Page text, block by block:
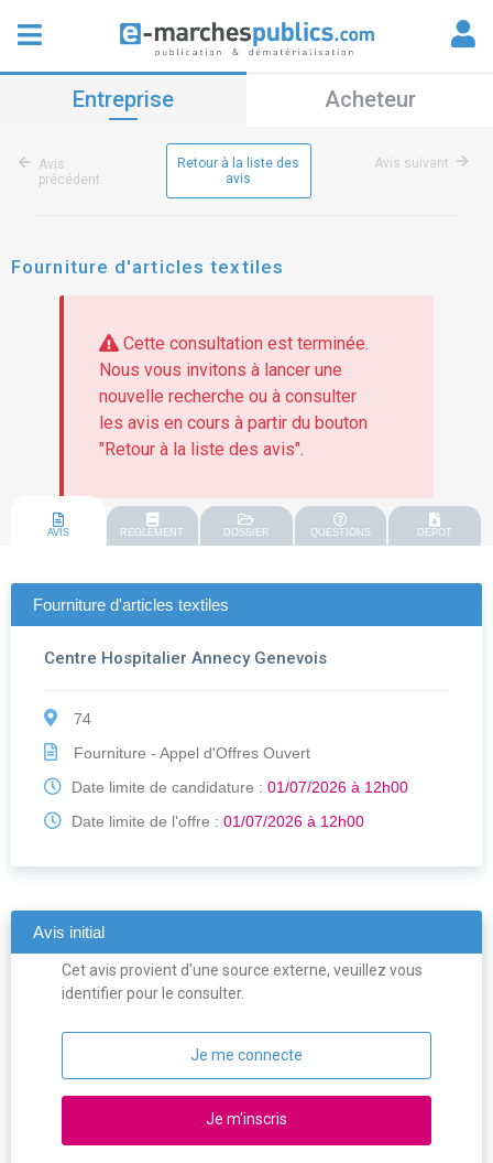
Entreprise Acheteur
Avis
précédent
Retour à la liste des
avis
Avis suivant
Fourniture d'articles textiles
Cette consultation est terminée.
Nous vous invitons à lancer une
nouvelle recherche ou à consulter
les avis en cours à partir du bouton
"Retour à la liste des avis".
AVIS REGLEMENT DOSSIER QUESTIONS DEPOT
Fourniture d'articles textiles
Centre Hospitalier Annecy Genevois
74
Fourniture - Appel d'Offres Ouvert
Date limite de candidature : 01/07/2026 à 12h00
Date limite de l'offre : 01/07/2026 à 12h00
Avis initial
Cet avis provient d'une source externe, veuillez vous
identifier pour le consulter.
Je me connecte
Je m'inscris